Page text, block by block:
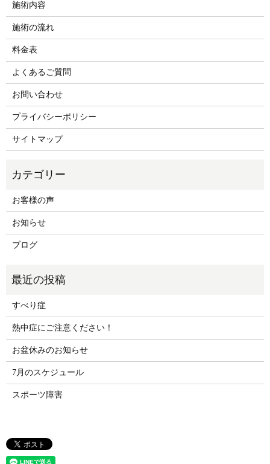
施術内容
施術の流れ
料金表
よくあるご質問
お問い合わせ
プライバシーポリシー
サイトマップ
お客様の声
お知らせ
ブログ
すべり症
熱中症にご注意ください！
お盆休みのお知らせ
7月のスケジュール
スポーツ障害